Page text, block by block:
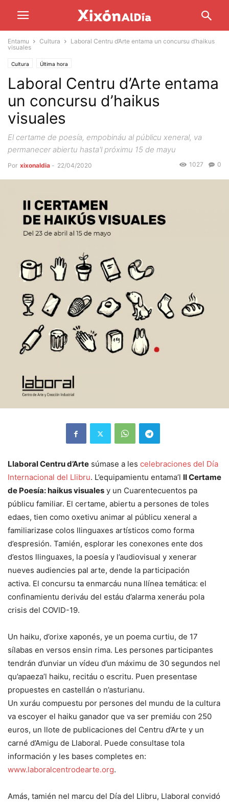
Entamu Cultura
Laboral Centru d’Arte entama un concursu d’haikus
visuales
Cultura Última hora
Laboral Centru d’Arte entama
un concursu d’haikus
visuales
El certame de poesía, empobináu al públicu xeneral, va
permanecer abiertu hasta'l próximu 15 de mayu
Por xixonaldia - 22/04/2020 0
1027
Llaboral Centru d’Arte súmase a les celebraciones del Día
Internacional del Llibru. L’equipamientu entama’l II Certame
de Poesía: haikus visuales y un Cuarentecuentos pa
públicu familiar. El certame, abiertu a persones de toles
edaes, tien como oxetivu animar al públicu xeneral a
familiarizase colos llinguaxes artísticos como forma
d’espresión. Tamién, esplorar les conexones ente dos
d’estos llinguaxes, la poesía y l’audiovisual y xenerar
nueves audiencies pal arte, dende la participación
activa. El concursu ta enmarcáu nuna llínea temática: el
confinamientu deriváu del estáu d’alarma xeneráu pola
crisis del COVID-19.
Un haiku, d’orixe xaponés, ye un poema curtiu, de 17
sílabas en versos ensin rima. Les persones participantes
tendrán d’unviar un vídeu d’un máximu de 30 segundos nel
qu’apaeza’l haiku, recitáu o escritu. Puen presentase
propuestes en castellán o n’asturianu.
Un xuráu compuestu por persones del mundu de la cultura
va escoyer el haiku ganador que va ser premiáu con 250
euros, un llote de publicaciones del Centru d’Arte y un
carné d’Amigu de Llaboral. Puede consultase tola
información y les bases completes en:
www.laboralcentrodearte.org.
Amás, tamién nel marcu del Día del Llibru, Llaboral convidó